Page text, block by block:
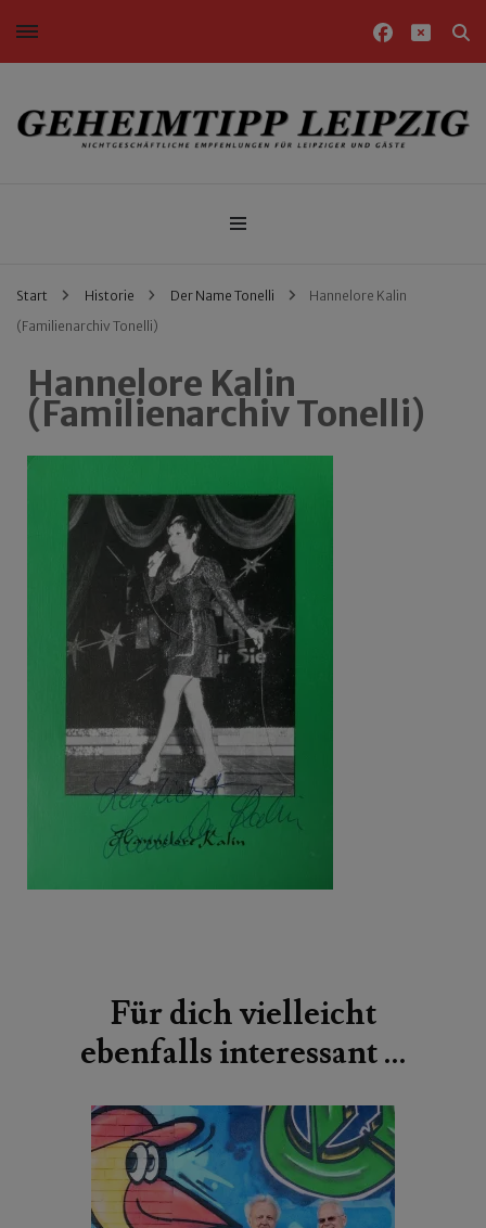
Nichtgeschäftliche Empfehlungen für Leipziger und Gäste
Start Historie Der Name Tonelli
Hannelore Kalin
(Familienarchiv Tonelli)
Hannelore Kalin
(Familienarchiv Tonelli)
Für dich vielleicht
ebenfalls interessant …